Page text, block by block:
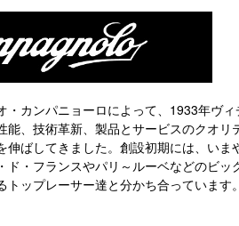
カンパニョーロによって、1933年ヴ
、技術革新、製品とサービスのクオリ
ばしてきました。創設初期には、いま
・フランスやパリ～ルーベなどのビッ
ップレーサー達と分かち合っています。